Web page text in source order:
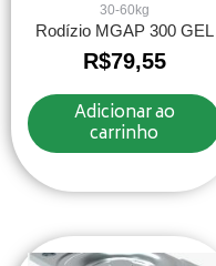
30-60kg
Rodízio MGAP 300 GEL
R$79,55
Adicionar ao
carrinho